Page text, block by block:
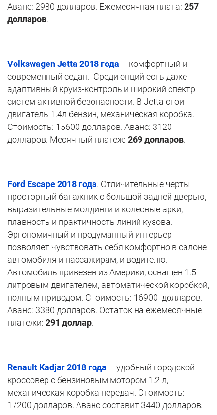
Аванс: 2980 долларов. Ежемесячная плата: 257
долларов.
Volkswagen Jetta 2018 года – комфортный и
современный седан. Среди опций есть даже
адаптивный круиз-контроль и широкий спектр
систем активной безопасности. В Jetta стоит
двигатель 1.4л бензин, механическая коробка.
Стоимость: 15600 долларов. Аванс: 3120
долларов. Месячный платеж: 269 долларов.
Ford Escape 2018 года. Отличительные черты –
просторный багажник с большой задней дверью,
выразительные молдинги и колесные арки,
плавность и практичность линий кузова.
Эргономичный и продуманный интерьер
позволяет чувствовать себя комфортно в салоне
автомобиля и пассажирам, и водителю.
Автомобиль привезен из Америки, оснащен 1.5
литровым двигателем, автоматической коробкой,
полным приводом. Стоимость: 16900 долларов.
Аванс: 3380 долларов. Остаток на ежемесячные
платежи: 291 доллар.
Renault Kadjar 2018 года – удобный городской
кроссовер с бензиновым мотором 1.2 л,
механическая коробка передач. Стоимость:
17200 долларов. Аванс составит 3440 долларов.